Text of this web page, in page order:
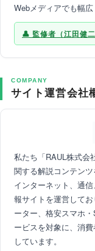
Webメディアでも幅広
監修者（江田健
COMPANY
サイト運営会社
私たち「RAUL株式会
関する解説コンテンツ
インターネット、通
報サイトを運営して
ーター、格安スマホ
ービスを対象に、消
しています。